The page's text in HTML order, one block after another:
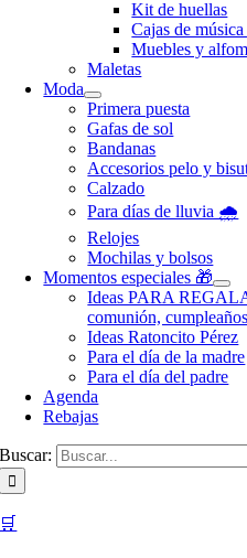
Kit de huellas
Cajas de
Muebles y
Maletas
Moda
Primera puesta
Gafas de sol
Bandanas
Accesorios pelo y
Calzado
Para días de lluvia 🌧️
Relojes
Mochilas y bolsos
Momentos especiales 🎁
Ideas PARA
comunión,
Ideas Ratoncito Pérez
Para el día de la madre
Para el día del padre
Agenda
Rebajas
Buscar:
🛒